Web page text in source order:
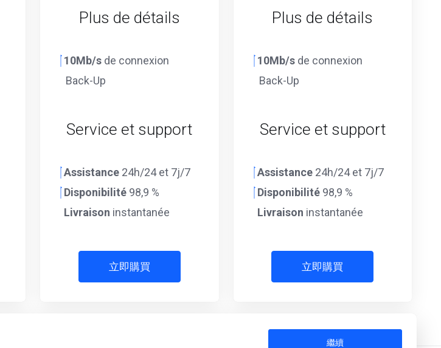
Plus de détails
10Mb/s de connexion
Back-Up
Service et support
Assistance 24h/24 et 7j/7
Disponibilité 98,9 %
Livraison instantanée
立即購買
Plus de détails
10Mb/sde connexion
Back-Up
Service et support
Assistance24h/24 et 7j/7
Disponibilité98,9 %
Livraison instantanée
立即購買
繼續